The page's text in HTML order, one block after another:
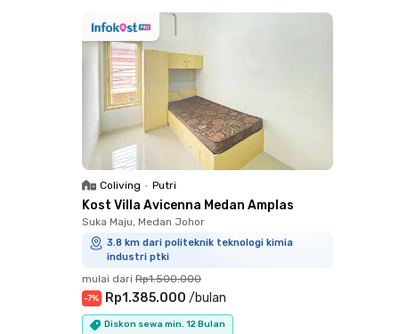
Coliving • Putri
Kost Villa Avicenna Medan Amplas
Suka Maju, Medan Johor
3.8 km dari politeknik teknologi kimia
industri ptki
mulai dari Rp1.500.000
-7% Rp1.385.000 /bulan
Diskon sewa min. 12 Bulan